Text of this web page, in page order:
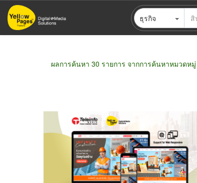
ข้าม
ไป
ธุรกิจ
ผลการค้นหา 30 รายการ จากการค้นหาหมวดหมู่
ขายส่ง ขายปลีก ผู้ผลิต ตัว